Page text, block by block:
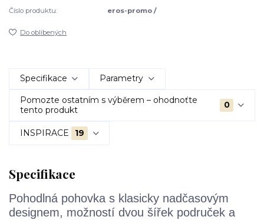
Číslo produktu: eros-promo /
Do oblíbených
Specifikace Parametry
Pomozte ostatním s výběrem – ohodnoťte
tento produkt
0
INSPIRACE 19
Specifikace
Pohodlná pohovka s klasicky nadčasovým
designem, možností dvou šířek područek a